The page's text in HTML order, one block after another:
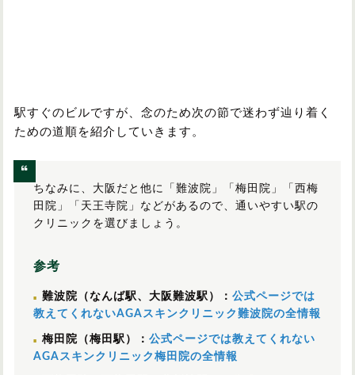
駅すぐのビルですが、念のため次の節で迷わず辿り着く
ための道順を紹介していきます。
ちなみに、大阪だと他に「難波院」「梅田院」「西梅
田院」「天王寺院」などがあるので、通いやすい駅の
クリニックを選びましょう。
参考
難波院（なんば駅、大阪難波駅）： 公式ページでは
教えてくれないAGAスキンクリニック難波院の全情報
梅田院（梅田駅）： 公式ページでは教えてくれない
AGAスキンクリニック梅田院の全情報